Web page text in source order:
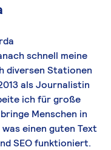
schnell meine
diversen Stationen
als Journalistin
ich für große
Menschen in
einen guten Text
SEO funktioniert.